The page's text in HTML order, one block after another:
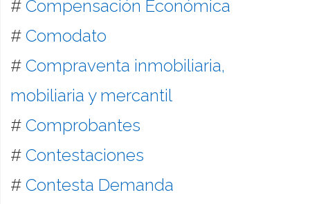
# Compensación Económica
# Comodato
# Compraventa inmobiliaria,
mobiliaria y mercantil
# Comprobantes
# Contestaciones
# Contesta Demanda